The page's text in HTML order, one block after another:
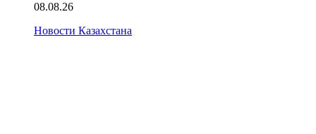
08.08.26
Новости Казахстана